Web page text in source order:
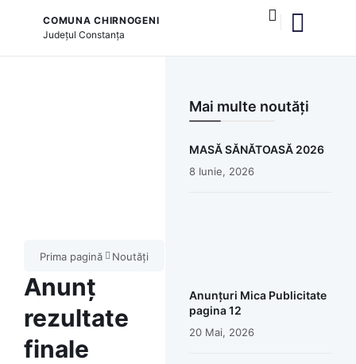
COMUNA CHIRNOGENI
JudețulConstanța
Prima pagină Noutăți
Anunț
rezultate
finale
Mai multe noutăți
MASĂ SĂNĂTOASĂ 2026
8 Iunie, 2026
Anunțuri Mica Publicitate
pagina 12
20 Mai, 2026